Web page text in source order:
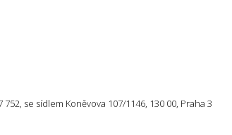
se sídlem Koněvova 107/1146, 130 00, Praha 3